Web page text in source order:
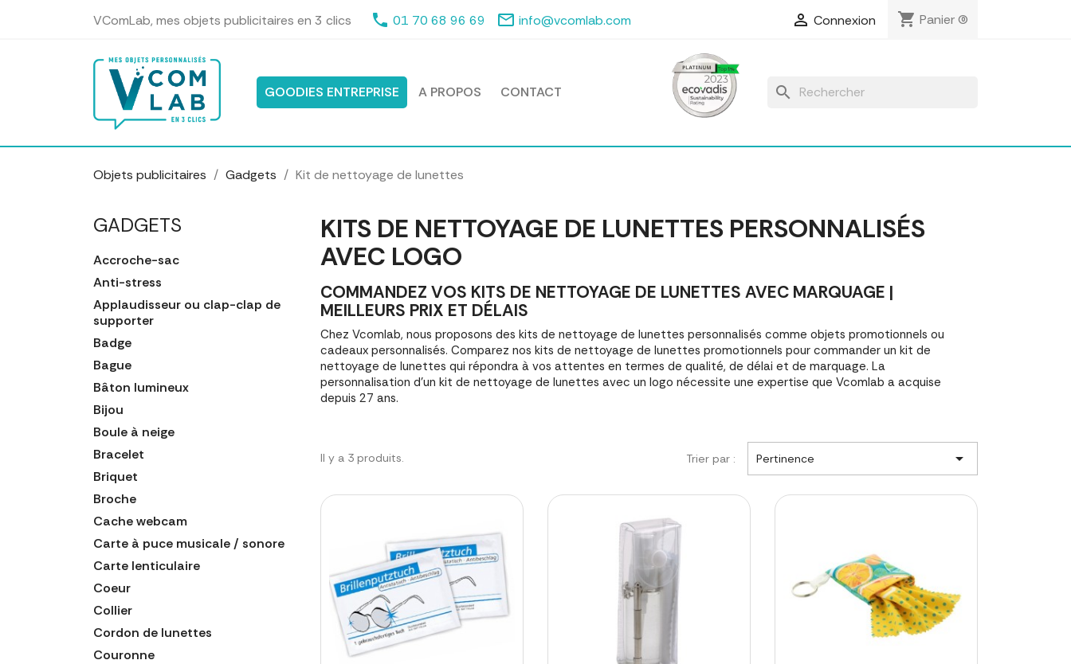
VComLab, mes objets publicitaires en 3 clics phone 01 70 68 96 69 mail_outline info@vcomlab.com  Connexion shopping_cart Panier(0)
GOODIES ENTREPRISE A PROPOS CONTACT search
Objets publicitaires Gadgets Kit de nettoyage de lunettes
GADGETS
Accroche-sac
Anti-stress
Applaudisseur ou clap-clap de
supporter
Badge
Bague
Bâton lumineux
Bijou
Boule à neige
Bracelet
Briquet
Broche
Cache webcam
Carte à puce musicale / sonore
Carte lenticulaire
Coeur
Collier
Cordon de lunettes
Couronne
KITS DE NETTOYAGE DE LUNETTES PERSONNALISÉS
AVEC LOGO
COMMANDEZ VOS KITS DE NETTOYAGE DE LUNETTES AVEC MARQUAGE |
MEILLEURS PRIX ET DÉLAIS
Chez Vcomlab, nous proposons des kits de nettoyage de lunettes personnalisés comme objets promotionnels ou
cadeaux personnalisés. Comparez nos kits de nettoyage de lunettes promotionnels pour commander un kit de
nettoyage de lunettes qui répondra à vos attentes en termes de qualité, de délai et de marquage. La
personnalisation d'un kit de nettoyage de lunettes avec un logo nécessite une expertise que Vcomlab a acquise
depuis 27 ans.
Il y a 3 produits. Trier par : Pertinence 